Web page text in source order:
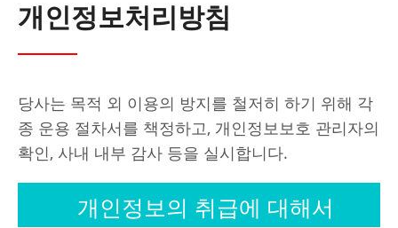
개인정보처리방침
당사는 목적 외 이용의 방지를 철저히 하기 위해 각
종 운용 절차서를 책정하고, 개인정보보호 관리자의
확인, 사내 내부 감사 등을 실시합니다.
개인정보의 취급에 대해서